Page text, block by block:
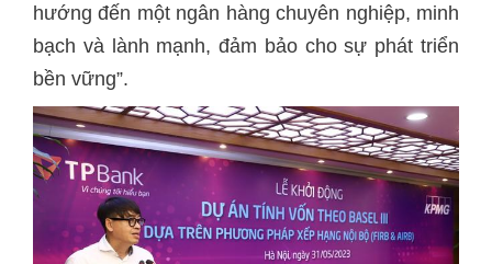
hướng đến một ngân hàng chuyên nghiệp, minh
bạch và lành mạnh, đảm bảo cho sự phát triển
bền vững”.